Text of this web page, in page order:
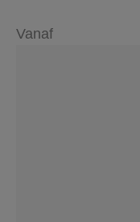
Vanaf